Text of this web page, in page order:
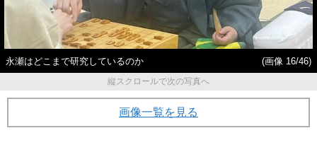
永瀬はどこまで研究しているのか
(画像 16/46)
縦スクロールで次の写真へ
画像一覧を見る